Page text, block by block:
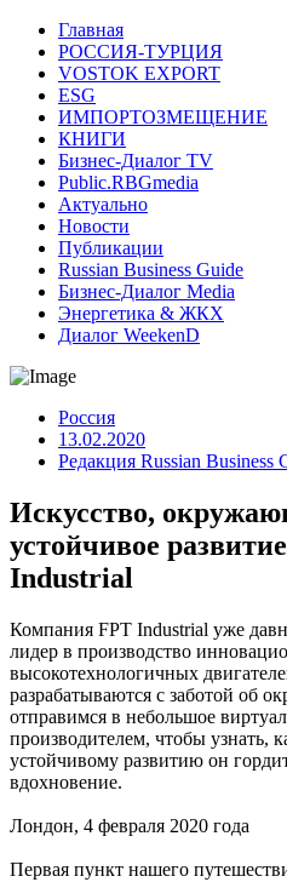
Главная
РОССИЯ-ТУРЦИЯ
VOSTOK EXPORT
ESG
ИМПОРТОЗМЕЩЕНИЕ
КНИГИ
Бизнес-Диалог TV
Public.RBGmedia
Актуально
Новости
Публикации
Russian Business Guide
Бизнес-Диалог Media
Энергетика & ЖКХ
Диалог WeekenD
Россия
13.02.2020
Редакция Russian Business
Искусство,
устойчивое
Industrial
Компания FPT Industrial уже
лидер в производство
высокотехнологичных
разрабатываются с заботой об
отправимся в небольшое
производителем, чтобы узнать,
устойчивому развитию он
вдохновение.
Лондон, 4 февраля 2020 года
Первая пункт нашего